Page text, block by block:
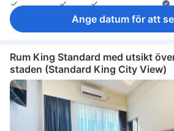
kaffe-/tekokare
Vattenkokare Fönster
individuell
rökdetektor
Säkerhets-/skyddsfunktioner
Ange datum för att
Rum King Standard med utsikt
staden (Standard King City View)